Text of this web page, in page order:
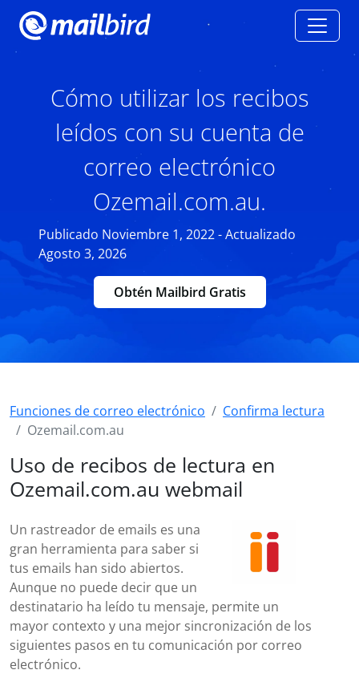
Cómo utilizar los recibos
leídos con su cuenta de
correo electrónico
Ozemail.com.au.
Publicado Noviembre 1, 2022 - Actualizado
Agosto 3, 2026
Obtén Mailbird Gratis
Funciones de correo electrónico
Confirma lectura
Ozemail.com.au
Uso de recibos de lectura en
Ozemail.com.au webmail
Un rastreador de emails es una
gran herramienta para saber si
tus emails han sido abiertos.
Aunque no puede decir que un
destinatario ha leído tu mensaje, permite un
mayor contexto y una mejor sincronización de los
siguientes pasos en tu comunicación por correo
electrónico.